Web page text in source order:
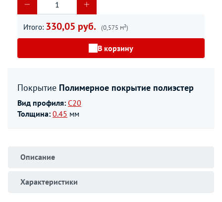
Итого: 330,05 руб. (0,575 м²)
В корзину
Покрытие Полимерное покрытие полиэстер
Вид профиля: С20
Толщина: 0.45 мм
Описание
Характеристики